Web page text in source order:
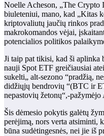
Noelle Acheson, „The
biuleteniui, mano, kad „Kitas
kriptovaliutų jaučių rinkos
makrokomandos vėjai,
potencialios politikos
Ji taip pat tikisi, kad ši aplinka
nauji Spot ETF greičiausiai
sukelti„ alt-sezono “pradžią,
didžiųjų bendrovių “(BTC ir
nepastovių žetonų“,-pažymėjo
Šis dėmesio pokytis galėtų
perėjimą, nors verta atsiminti,
būna sudėtingesnės, nei jie iš